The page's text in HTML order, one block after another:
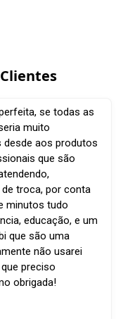
se todas as
muito
desde aos produtos
que são
troca, por conta
minutos tudo
educação, e um
que são uma
não usarei
preciso
obrigada!